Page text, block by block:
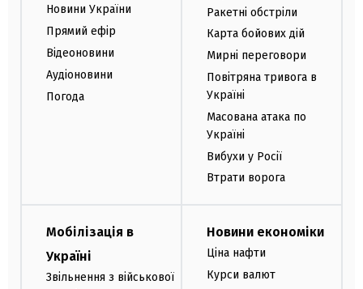
Новини України
Прямий ефір
Відеоновини
Аудіоновини
Погода
Ракетні обстріли
Карта бойових дій
Мирні переговори
Повітряна тривога в
Україні
Масована атака по
Україні
Вибухи у Росії
Втрати ворога
Мобілізація в
Україні
Звільнення з військової
Новини економіки
Ціна нафти
Курси валют